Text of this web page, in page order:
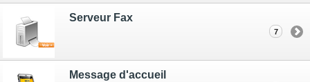
Serveur Fax
7
Message d'accueil